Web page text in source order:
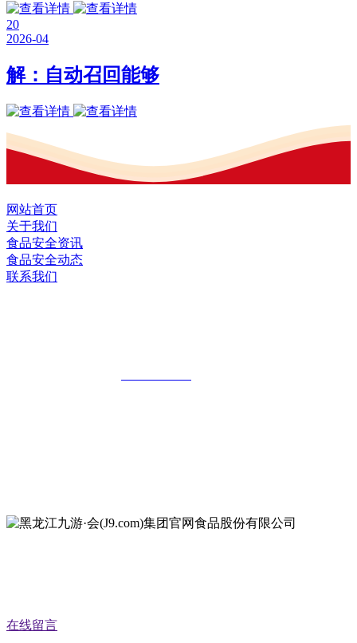
20
2026-04
解：自动召回能够
网站首页
关于我们
食品安全资讯
食品安全动态
联系我们
在线留言